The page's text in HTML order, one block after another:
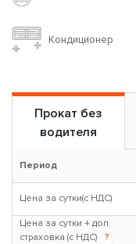
Кондиционер
Прокат без
водителя
Период
Цена за сутки(с НДС)
Цена за сутки + доп.
страховка (с НДС)
?